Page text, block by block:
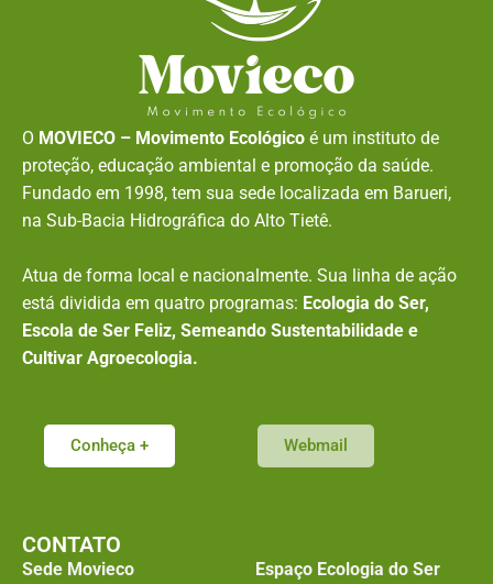
O MOVIECO – Movimento Ecológico é um instituto de
proteção, educação ambiental e promoção da saúde.
Fundado em 1998, tem sua sede localizada em Barueri,
na Sub-Bacia Hidrográfica do Alto Tietê.
Atua de forma local e nacionalmente. Sua linha de ação
está dividida em quatro programas: Ecologia do Ser,
Escola de Ser Feliz, Semeando Sustentabilidade e
Cultivar Agroecologia.
Conheça + Webmail
CONTATO
Sede Movieco
Espaço Ecologia do Ser